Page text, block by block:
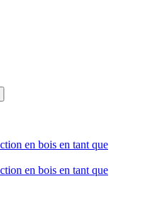
en bois en tant que